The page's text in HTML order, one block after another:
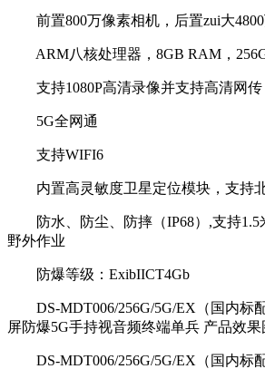
前置800万像素相机，后置zui大4800
ARM八核处理器，8GB RAM，
支持1080P高清录像并支持高清网传
5G全网通
支持WIFI6
内置高灵敏度卫星定位模块，支持北
防水、防尘、防摔（IP68）,支持1.5
野外作业
防爆等级：ExibIICT4Gb
DS-MDT006/256G/5G/EX（国内标
屏防爆5G手持视音频终端单兵 产品效果
DS-MDT006/256G/5G/EX（国内标